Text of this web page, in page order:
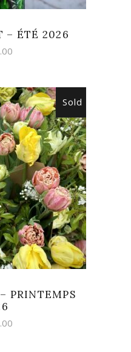
– ÉTÉ 2026
Sold
PRINTEMPS